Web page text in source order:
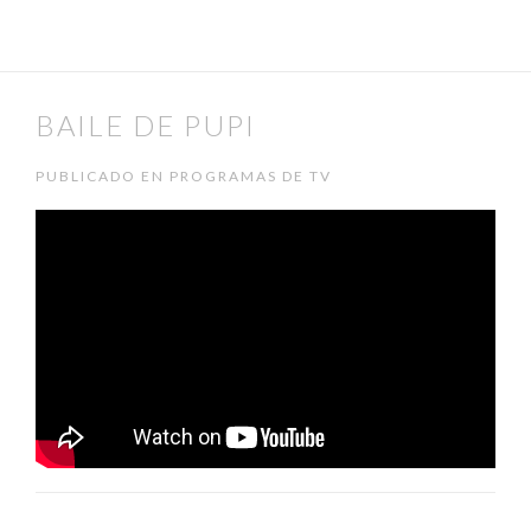
BAILE DE PUPI
PUBLICADO EN PROGRAMAS DE TV